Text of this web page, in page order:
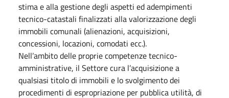
stima e alla gestione degli aspetti ed adempimenti
tecnico-catastali finalizzati alla valorizzazione degli
immobili comunali (alienazioni, acquisizioni,
concessioni, locazioni, comodati ecc.).
Nell’ambito delle proprie competenze tecnico-
amministrative, il Settore cura l’acquisizione a
qualsiasi titolo di immobili e lo svolgimento dei
procedimenti di espropriazione per pubblica utilità, di